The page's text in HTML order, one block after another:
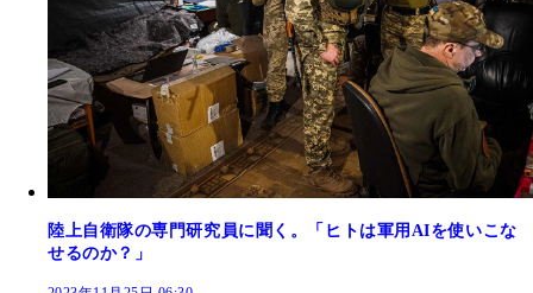
陸上自衛隊の専門研究員に聞く。「ヒトは軍用AIを使いこな
せるのか？」